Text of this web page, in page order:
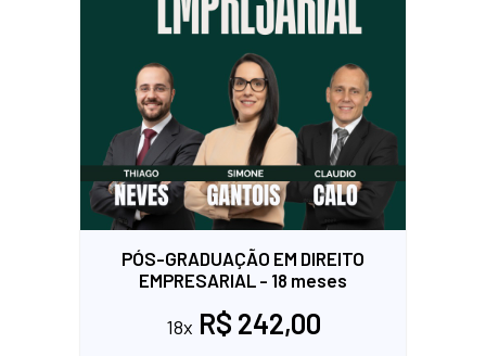
PÓS-GRADUAÇÃO EM DIREITO
EMPRESARIAL - 18 meses
18x R$ 242,00